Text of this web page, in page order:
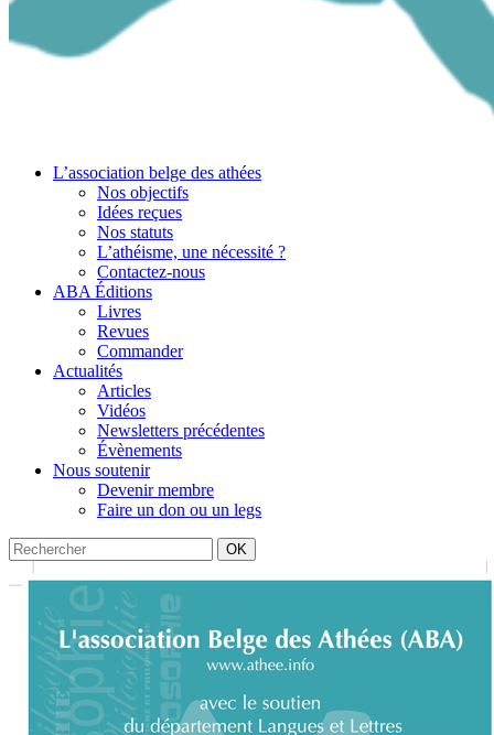
L’association belge des athées
Nos objectifs
Idées reçues
Nos statuts
L’athéisme, une nécessité ?
Contactez-nous
ABA Éditions
Livres
Revues
Commander
Actualités
Articles
Vidéos
Newsletters précédentes
Évènements
Nous soutenir
Devenir membre
Faire un don ou un legs
OK